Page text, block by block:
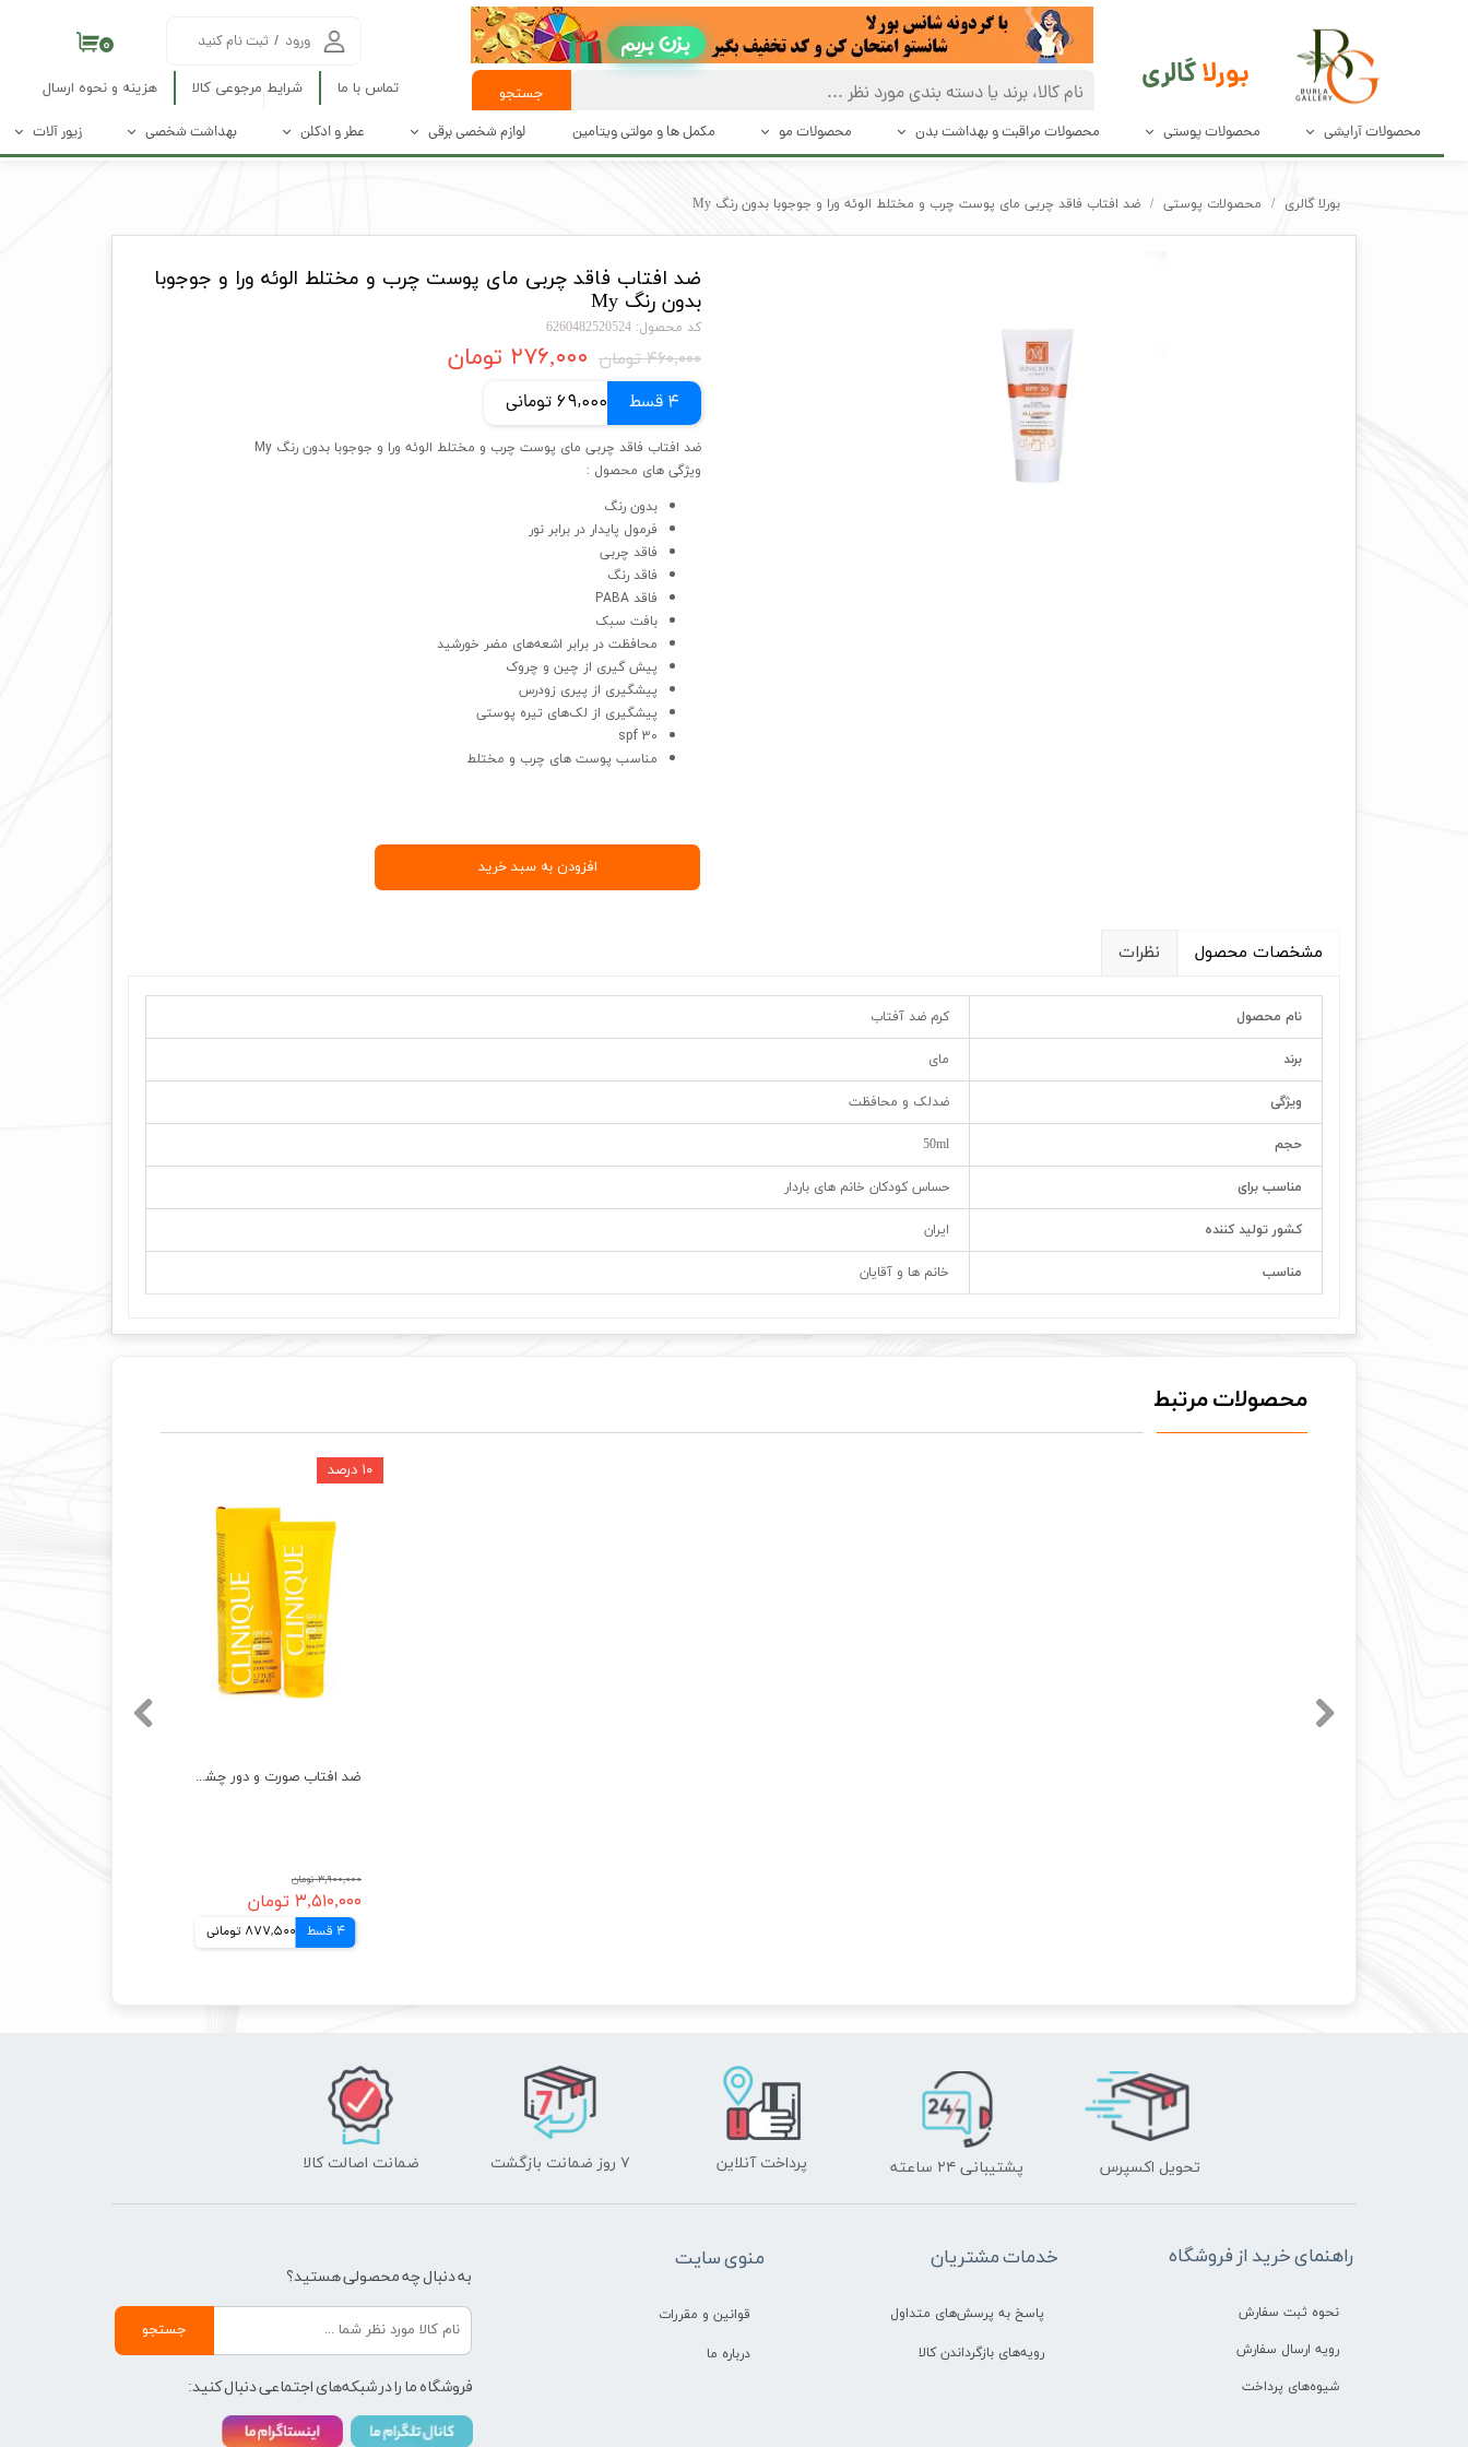
بورلاگالری جستجو
ورود / ثبت نام کنید
سفارشات
۰
محصولات آرایشی
آرایش چشم و مژه
محصولات پوستی
پاک کننده های صورت
محصولات مراقبت و بهداشت بدن
محصولات مراقبت بدن
محصولات مو
حالت دهنده های مو
محصولات درمانی و تقویت کننده مو
مکمل ها و مولتی ویتامین لوازم شخصی برقی
دستگاه پاکسازی پوست
اصلاح صورت و بدن
عطر و ادکلن
مردانه
عطر جیبی
بهداشت شخصی
محصولات بهداشت بانوان
محصولات سلامت عمومی
زیور آلات
تماس با ما شرایط مرجوعی کالا هزینه و نحوه ارسال
بزن بریم
بورلا گالری محصولات پوستی ضد افتاب فاقد چربی مای پوست چرب و مختلط الوئه ورا و جوجوبا بدون رنگ My
ضد افتاب فاقد چربی مای پوست چرب و مختلط الوئه ورا و جوجوبا
بدون رنگ My
کد محصول: 6260482520524
۴۶۰,۰۰۰ تومان ۲۷۶,۰۰۰ تومان
4 قسط 69,000 تومانی
ضد افتاب فاقد چربی مای پوست چرب و مختلط الوئه ورا و جوجوبا بدون رنگ My
ویژگی های محصول :
بدون رنگ
فرمول پایدار در برابر نور
فاقد چربی
فاقد رنگ
فاقد PABA
بافت سبک
محافظت در برابر اشعه‌های مضر خورشید
پیش گیری از چین و چروک
پیشگیری از پیری زودرس
پیشگیری از لک‌های تیره پوستی
spf 30
مناسب پوست های چرب و مختلط
افزودن به سبد خرید
مشخصات محصول نظرات
نام محصول کرم ضد آفتاب
برند مای
ویژگی ضدلک و محافظت
حجم 50ml
مناسب برای حساس کودکان خانم های باردار
کشور تولید کننده ایران
مناسب خانم ها و آقایان
محصولات مرتبط
ضد افتاب صورت و دور چشم کلینیک اصل ضد لک رطوبت رسان سولار اسمارت clinique SPF40
۳,۹۰۰,۰۰۰ تومان
۳,۵۱۰,۰۰۰ تومان
4 قسط 877,500 تومانی
۱۰ درصد
تحویل اکسپرس پشتیبانی ۲۴ ساعته پرداخت آنلاین ۷ روز ضمانت بازگشت ضمانت اصالت کالا
راهنمای خرید از فروشگاه
نحوه ثبت سفارش
رویه ارسال سفارش
شیوه‌های پرداخت
خدمات مشتریان
پاسخ به پرسش‌های متداول
رویه‌های بازگرداندن کالا
منوی سایت
قوانین و مقررات
درباره ما
به دنبال چه محصولی هستید؟
جستجو
فروشگاه ما را در شبکه‌های اجتماعی دنبال کنید: